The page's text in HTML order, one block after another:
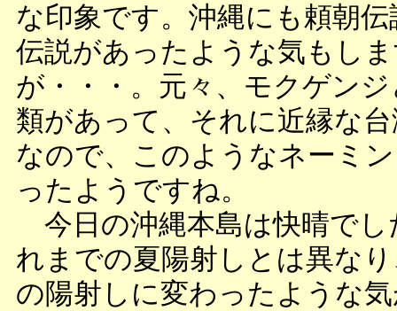
な印象です。沖縄にも頼朝
伝説があったような気もし
が・・・。元々、モクゲン
類があって、それに近縁な
なので、このようなネーミ
ったようですね。
今日の沖縄本島は快晴でし
れまでの夏陽射しとは異な
の陽射しに変わったような